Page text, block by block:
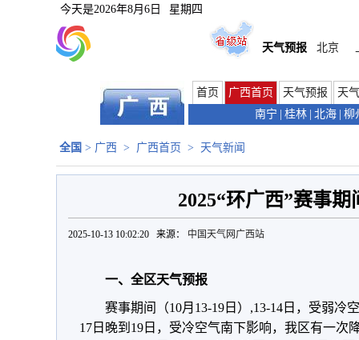
今天是2026年8月6日 星期四
天气预报 北京
首页 广西首页 天气预报
天
南宁
桂林 北海 柳
全国 > 广西 > 广西首页 > 天气新闻
2025“环广西”赛事
2025-10-13 10:02:20 来源： 中国天气网广西站
一、全区天气预报
赛事期间（10月13-19日）,13-14日，受弱冷
17日晚到19日，受冷空气南下影响，我区有一次